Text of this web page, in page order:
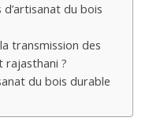
du bois
transmission des
rajasthani ?
du bois durable